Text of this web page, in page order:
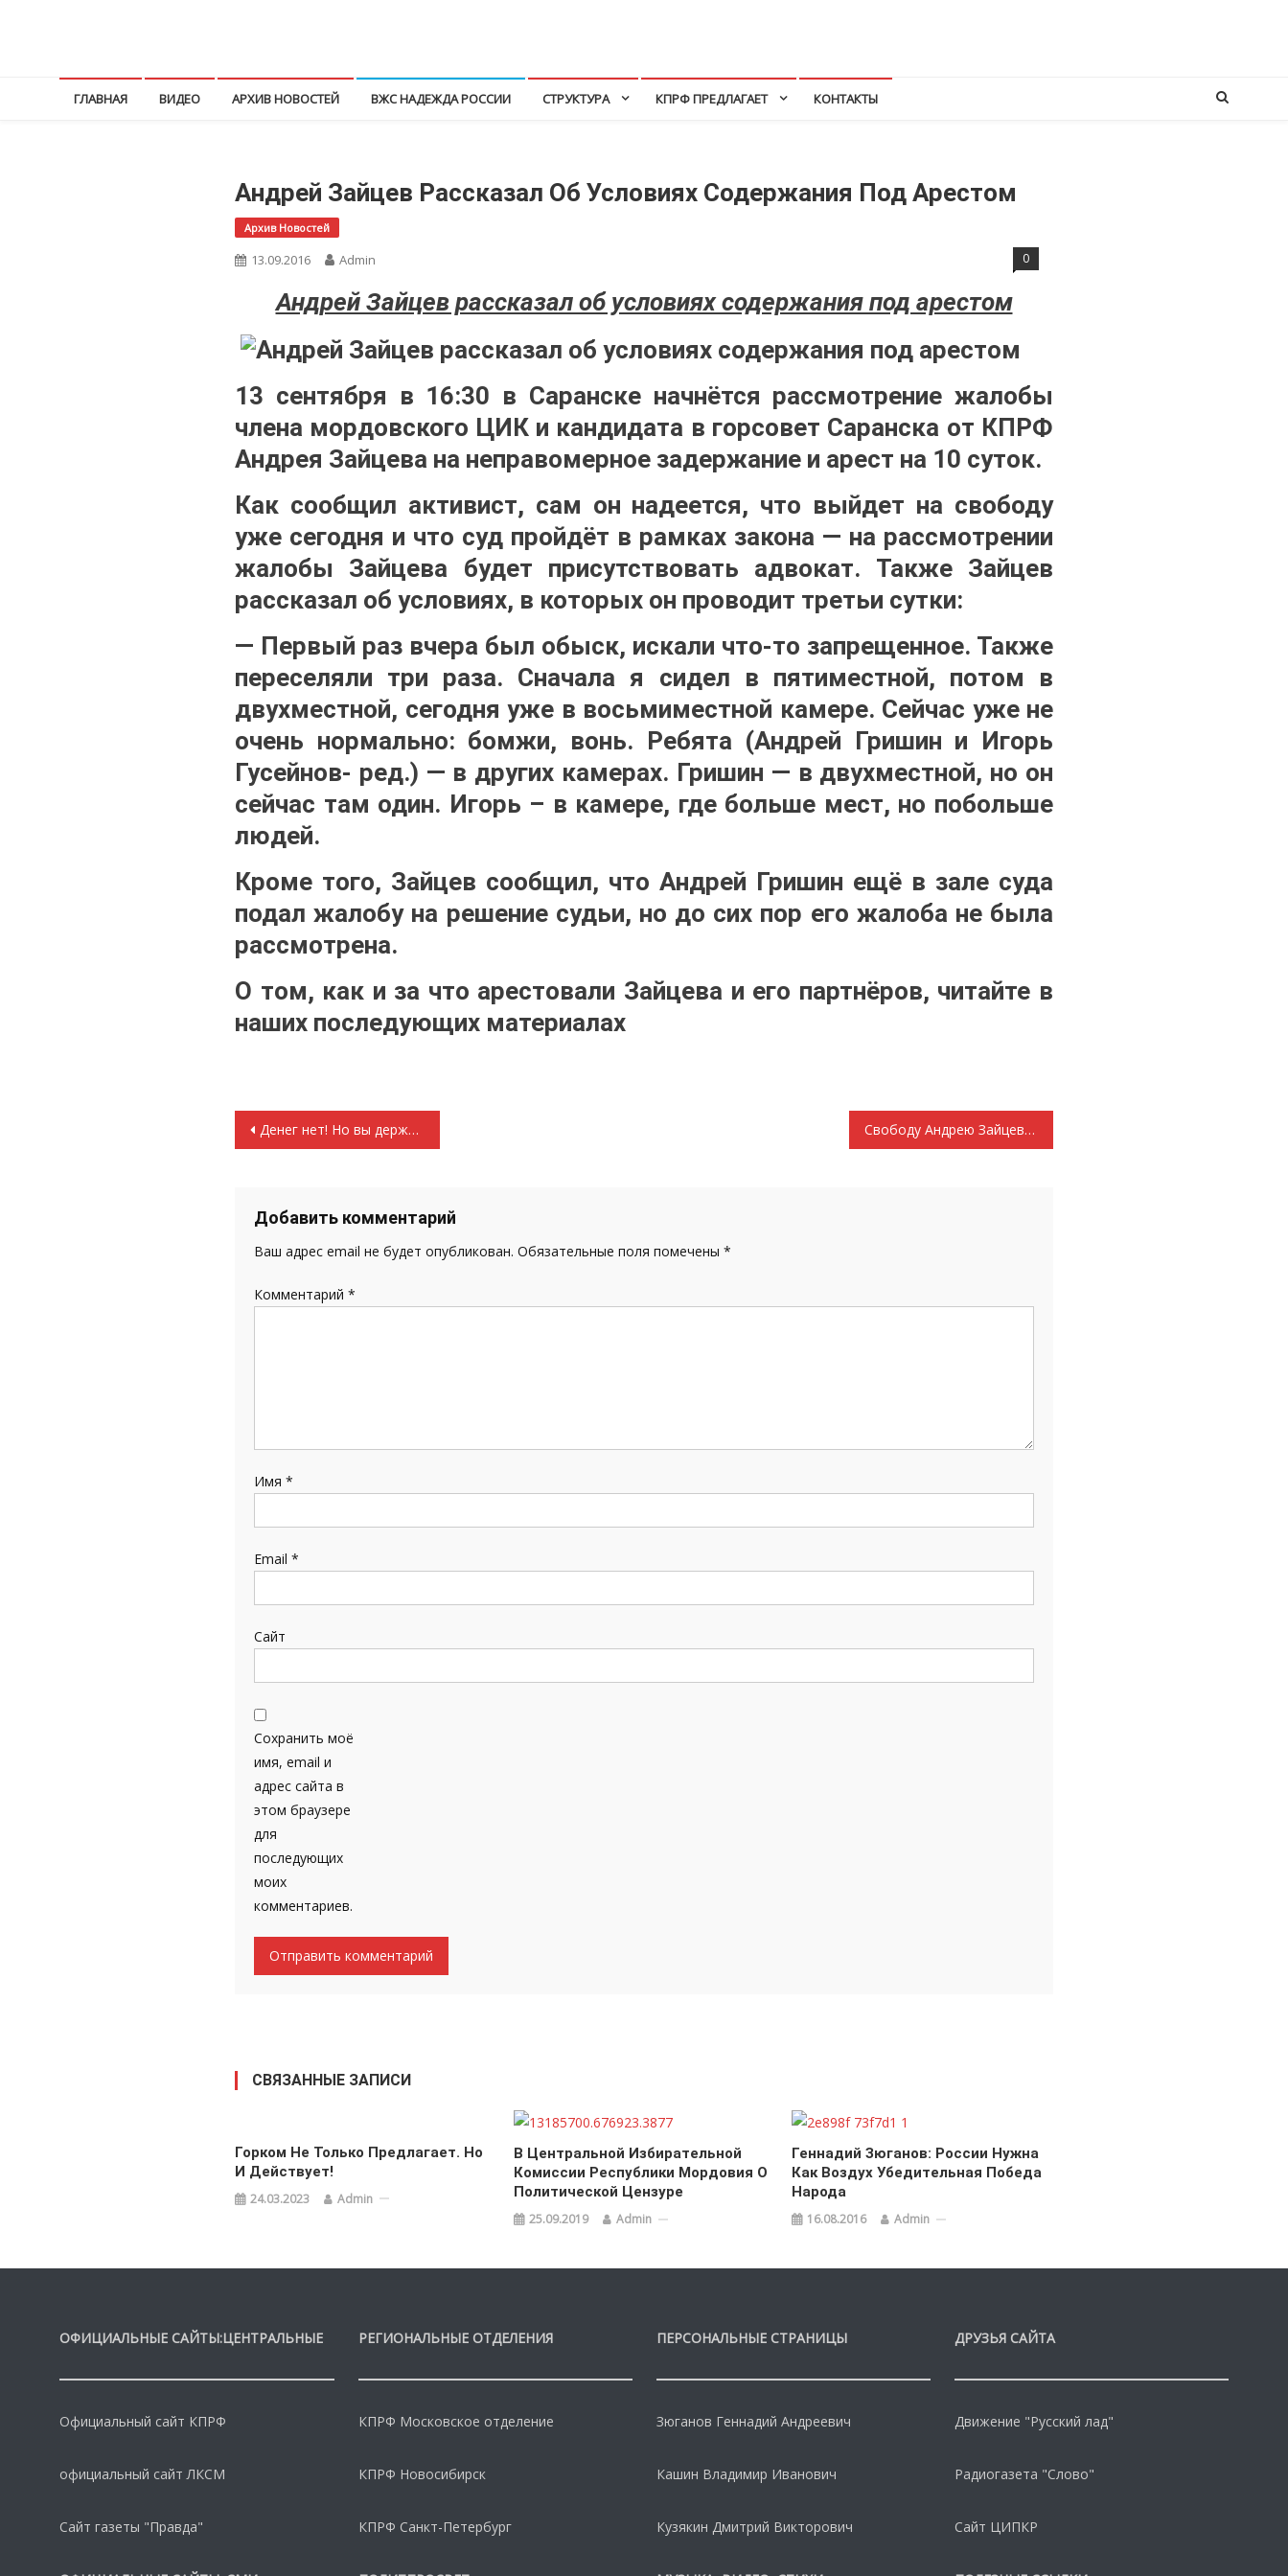
ГЛАВНАЯ ВИДЕО АРХИВ НОВОСТЕЙ ВЖС НАДЕЖДА РОССИИ СТРУКТУРА КПРФ ПРЕДЛАГАЕТ КОНТАКТЫ
Андрей Зайцев Рассказал Об Условиях Содержания Под Арестом
Архив Новостей
13.09.2016 Admin 0
Андрей Зайцев рассказал об условиях содержания под арестом
13 сентября в 16:30 в Саранске начнётся рассмотрение жалобы
члена мордовского ЦИК и кандидата в горсовет Саранска от КПРФ
Андрея Зайцева на неправомерное задержание и арест на 10 суток.
Как сообщил активист, сам он надеется, что выйдет на свободу
уже сегодня и что суд пройдёт в рамках закона — на рассмотрении
жалобы Зайцева будет присутствовать адвокат. Также Зайцев
рассказал об условиях, в которых он проводит третьи сутки:
— Первый раз вчера был обыск, искали что-то запрещенное. Также
переселяли три раза. Сначала я сидел в пятиместной, потом в
двухместной, сегодня уже в восьмиместной камере. Сейчас уже не
очень нормально: бомжи, вонь. Ребята (Андрей Гришин и Игорь
Гусейнов- ред.) — в других камерах. Гришин — в двухместной, но он
сейчас там один. Игорь – в камере, где больше мест, но побольше
людей.
Кроме того, Зайцев сообщил, что Андрей Гришин ещё в зале суда
подал жалобу на решение судьи, но до сих пор его жалоба не была
рассмотрена.
О том, как и за что арестовали Зайцева и его партнёров, читайте в
наших последующих материалах
Навигация
записям
Денег нет! Но вы держитесь…без канализации «Медведи» на сельском уровне Свободу Андрею Зайцеву!
Добавить комментарий
Ваш адрес email не будет опубликован. Обязательные поля помечены *
Комментарий *
Имя *
Email *
Сайт
Сохранить моё
имя, email и
адрес сайта в
этом браузере
для
последующих
моих
комментариев.
СВЯЗАННЫЕ ЗАПИСИ
Горком Не Только Предлагает. Но
И Действует!
24.03.2023 Admin
В Центральной Избирательной
Комиссии Республики Мордовия О
Политической Цензуре
25.09.2019 Admin
Геннадий Зюганов: России Нужна
Как Воздух Убедительная Победа
Народа
16.08.2016 Admin
ОФИЦИАЛЬНЫЕ САЙТЫ:ЦЕНТРАЛЬНЫЕ
Официальный сайт КПРФ
официальный сайт ЛКСМ
Сайт газеты "Правда"
РЕГИОНАЛЬНЫЕ ОТДЕЛЕНИЯ
КПРФ Московское отделение
КПРФ Новосибирск
КПРФ Санкт-Петербург
ПЕРСОНАЛЬНЫЕ СТРАНИЦЫ
Зюганов Геннадий Андреевич
Кашин Владимир Иванович
Кузякин Дмитрий Викторович
ДРУЗЬЯ САЙТА
Движение "Русский лад"
Радиогазета "Слово"
Сайт ЦИПКР